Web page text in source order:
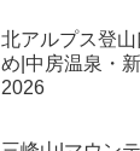
北アルプス登
め|中房温泉・
2026